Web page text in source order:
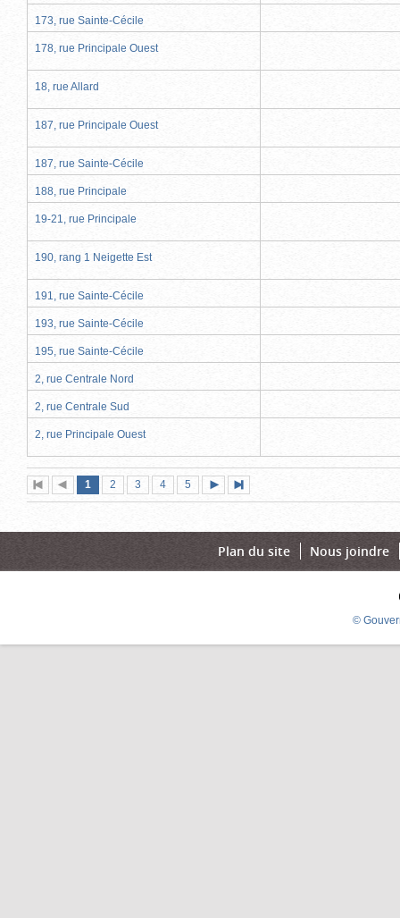
173, rue Sainte-Cécile
178, rue Principale Ouest
18, rue Allard
187, rue Principale Ouest
187, rue Sainte-Cécile
188, rue Principale
19-21, rue Principale
190, rang 1 Neigette Est
191, rue Sainte-Cécile
193, rue Sainte-Cécile
195, rue Sainte-Cécile
2, rue Centrale Nord
2, rue Centrale Sud
2, rue Principale Ouest
Première
page
Page
précédente
Page
1 (page
actuelle)
Page
2 Page
3 Page
4 Page
5
suivante
page
Plan du site Nous joindre
©